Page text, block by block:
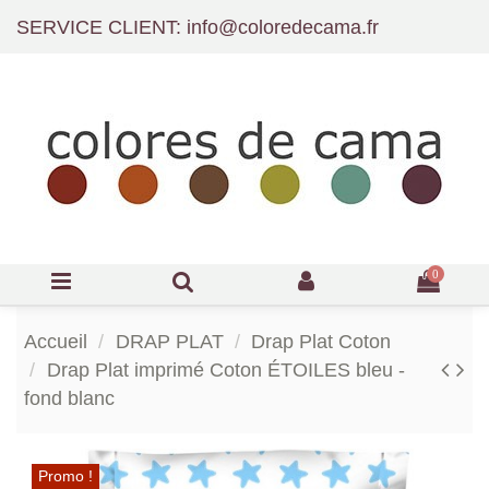
SERVICE CLIENT: info@coloredecama.fr
0
Accueil DRAP PLAT
Drap Plat Coton
Drap Plat imprimé Coton ÉTOILES bleu -
fond blanc
Promo !